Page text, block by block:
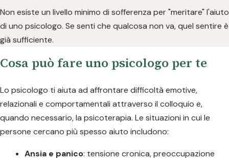
Non esiste un livello minimo di sofferenza per "meritare" l'aiuto
di uno psicologo. Se senti che qualcosa non va, quel sentire è
già sufficiente.
Cosa può fare uno psicologo per te
Lo psicologo ti aiuta ad affrontare difficoltà emotive,
relazionali e comportamentali attraverso il colloquio e,
quando necessario, la psicoterapia. Le situazioni in cui le
persone cercano più spesso aiuto includono:
Ansia e panico: tensione cronica, preoccupazione